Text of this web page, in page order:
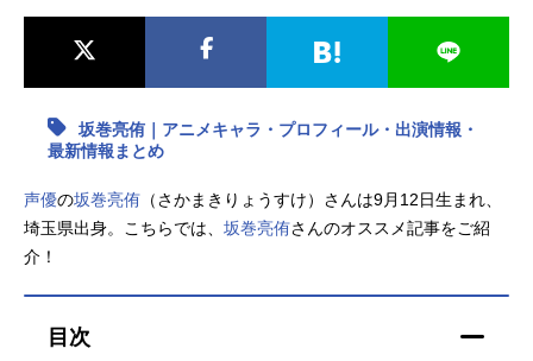
最新記事一覧
アニメ記事一覧 声優記事一覧
アニメ映画一覧
今期アニメ曜日別一覧
春アニメ
坂巻亮侑｜アニメキャラ・プロフィール・出演情報・
最新情報まとめ
声優の坂巻亮侑 （さかまきりょうすけ）さんは9月12日生まれ、
埼玉県出身。こちらでは、 坂巻亮侑さんのオススメ記事をご紹
介！
目次